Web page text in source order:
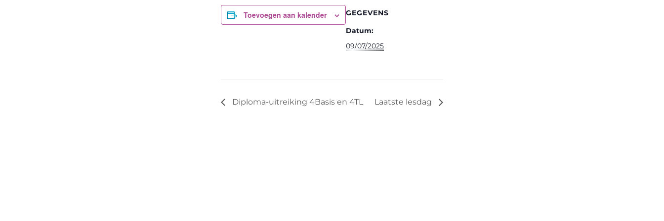
Toevoegen aan kalender
GEGEVENS
Datum:
09/07/2025
Diploma-uitreiking 4Basis en 4TL Laatste lesdag